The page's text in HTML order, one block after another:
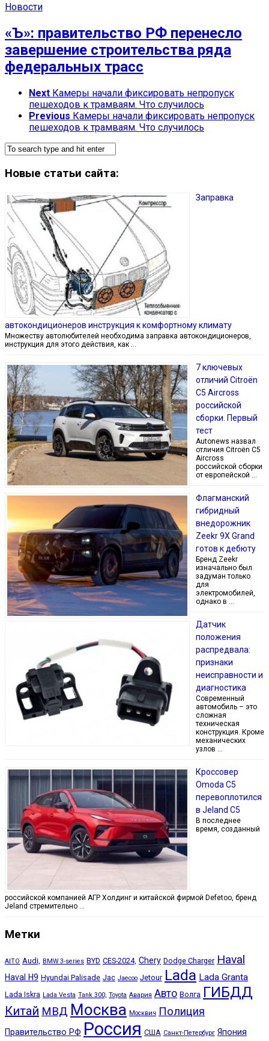
Новости
«Ъ»: правительство РФ перенесло
завершение строительства ряда
федеральных трасс
Next Камеры начали фиксировать непропуск
пешеходов к трамваям. Что случилось
Previous Камеры начали фиксировать непропуск
пешеходов к трамваям. Что случилось
Новые статьи сайта:
Заправка
автокондиционеров инструкция к комфортному климату
Множеству автолюбителей необходима заправка автокондиционеров,
инструкция для этого действия, как …
7 ключевых
отличий Citroёn
C5 Aircross
российской
сборки. Первый
тест
Autonews назвал
отличия Citroёn C5
Aircross
российской сборки
от европейской …
Флагманский
гибридный
внедорожник
Zeekr 9X Grand
готов к дебюту
Бренд Zeekr
изначально был
задуман только
для
электромобилей,
однако в …
Датчик
положения
распредвала:
признаки
неисправности и
диагностика
Современный
автомобиль – это
сложная
техническая
конструкция. Кроме
механических
узлов …
Кроссовер
Omoda C5
перевоплотился
в Jeland C5
В последнее
время, созданный
российской компанией АГР Холдинг и китайской фирмой Defetoo, бренд
Jeland стремительно …
Метки
AITO Audi, BMW 3-series BYD CES-2024, Chery Dodge Charger Haval
Haval H9 Hyundai Palisade Jac Jaecoo Jetour Lada Lada Granta
Lada Iskra Lada Vesta Tank 300, Toyota Авария Авто Волга ГИБДД
Китай МВД Москва Москвич Полиция
Правительство РФ Россия США Санкт-Петербург Япония